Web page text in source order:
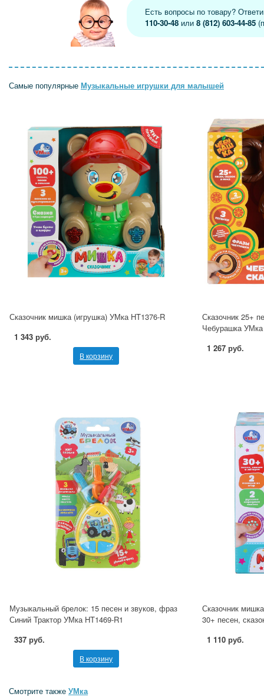
Есть вопросы по товару?
110-30-48 или8 (812) 603-44-85
Самые популярные Музыкальные игрушки для малышей
Сказочник мишка (игрушка) УМка HT1376-R
1 343 руб.
В корзину
Сказочник 25+
Чебурашка УМка
1 267 руб.
Музыкальный брелок: 15 песен и звуков, фраз
Синий Трактор УМка HT1469-R1
337 руб.
В корзину
Сказочник
30+ песен,
1 110 руб.
Смотрите также УМка